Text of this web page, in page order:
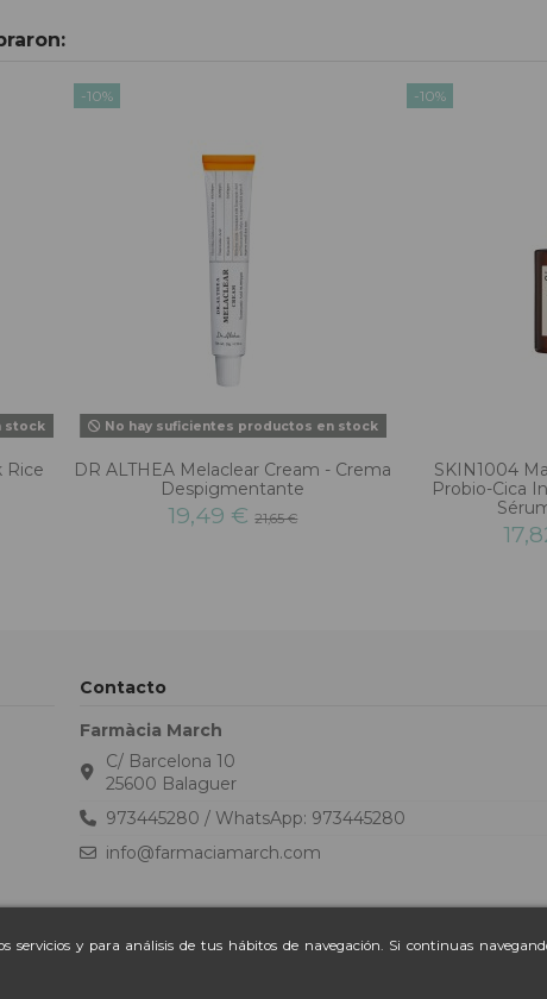
y para análisis de tus hábitos de navegación. Si continuas
stock
Rice
-10%
No hay suficientes productos en stock
DR ALTHEA Melaclear Cream - Crema
Despigmentante
19,49 €21,65 €
-10%
SKIN1004
Probio-Cica
Contacto
Farmàcia March
C/ Barcelona 10
25600 Balaguer
973445280 / WhatsApp: 973445280
info@farmaciamarch.com